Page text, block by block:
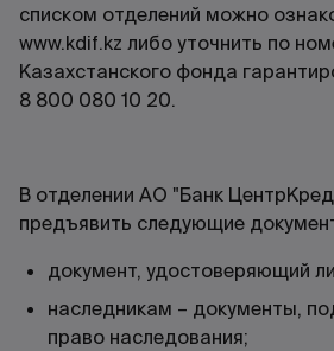
списком отделений можно
www.kdif.kz либо уточнить по
Казахстанского фонда
8 800 080 10 20.
В отделении АО "Банк
предъявить следующие
документ, удостоверяющий
наследникам – документы,
право наследования;